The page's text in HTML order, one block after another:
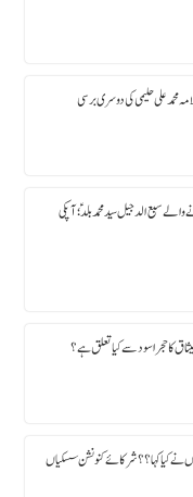
محمد علی حلیمی کی دوسری برسی
سبع الدجیل سید محمد بلدؑ ؛ آپکی
کا حجر اسود سے کیا تعلق ہے؟
کیا کہا ؟؟ شرکائے کنونشن سسکیاں